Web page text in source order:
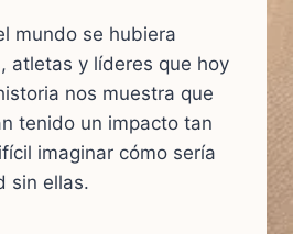
mundo se hubiera
atletas y líderes que hoy
nos muestra que
tenido un impacto tan
imaginar cómo sería
sin ellas.